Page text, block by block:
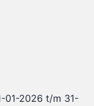
01-2026 t/m 31-